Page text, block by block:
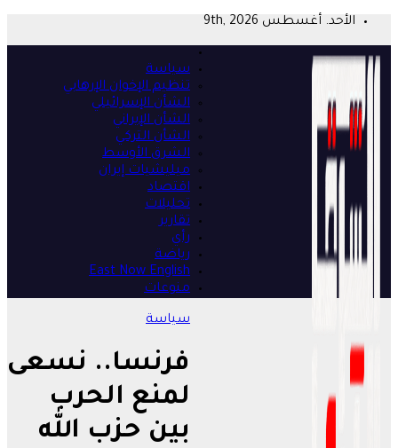
content
الأحد. أغسطس 9th, 2026
سياسة
تنظيم الإخوان الإرهابي
الشأن الإسرائيلي
الشأن الإيراني
الشأن التركي
الشرق الأوسط
ميليشيات إيران
اقتصاد
تحليلات
تقارير
رأي
رياضة
East Now English
منوعات
سياسة
فرنسا.. نسعى
لمنع الحرب
بين حزب الله